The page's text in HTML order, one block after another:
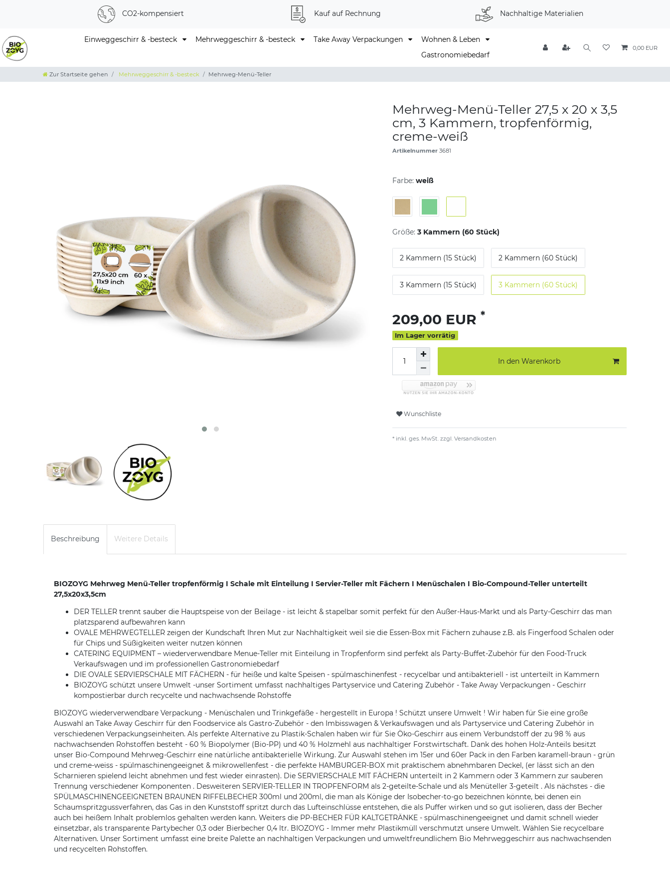
CO2-kompensiert Kauf auf Rechnung Nachhaltige Materialien
Einweggeschirr & -besteck Mehrweggeschirr & -besteck Take Away Verpackungen
Wohnen & Leben
Gastronomiebedarf
0,00 EUR
Zur Startseite gehen Mehrweggeschirr & -besteck Mehrweg-Menü-Teller
Mehrweg-Menü-Teller 27,5 x 20 x 3,5
cm, 3 Kammern, tropfenförmig,
creme-weiß
Artikelnummer 3681
Farbe: weiß
Größe: 3 Kammern (60 Stück)
2 Kammern (15 Stück) 2 Kammern (60 Stück)
3 Kammern (15 Stück) 3 Kammern (60 Stück)
209,00 EUR *
Im Lager vorrätig
In den Warenkorb
Wunschliste
* inkl. ges. MwSt. zzgl. Versandkosten
Beschreibung Weitere Details
BIOZOYG Mehrweg Menü-Teller tropfenförmig I Schale mit Einteilung I Servier-Teller mit Fächern I Menüschalen I Bio-Compound-Teller unterteilt
27,5x20x3,5cm
DER TELLER trennt sauber die Hauptspeise von der Beilage - ist leicht & stapelbar somit perfekt für den Außer-Haus-Markt und als Party-Geschirr das man
platzsparend aufbewahren kann
OVALE MEHRWEGTELLER zeigen der Kundschaft Ihren Mut zur Nachhaltigkeit weil sie die Essen-Box mit Fächern zuhause z.B. als Fingerfood Schalen oder
für Chips und Süßigkeiten weiter nutzen können
CATERING EQUIPMENT – wiederverwendbare Menue-Teller mit Einteilung in Tropfenform sind perfekt als Party-Buffet-Zubehör für den Food-Truck
Verkaufswagen und im professionellen Gastronomiebedarf
DIE OVALE SERVIERSCHALE MIT FÄCHERN - für heiße und kalte Speisen - spülmaschinenfest - recycelbar und antibakteriell - ist unterteilt in Kammern
BIOZOYG schützt unsere Umwelt -unser Sortiment umfasst nachhaltiges Partyservice und Catering Zubehör - Take Away Verpackungen - Geschirr
kompostierbar durch recycelte und nachwachsende Rohstoffe
BIOZOYG wiederverwendbare Verpackung - Menüschalen und Trinkgefäße - hergestellt in Europa ! Schützt unsere Umwelt ! Wir haben für Sie eine große
Auswahl an Take Away Geschirr für den Foodservice als Gastro-Zubehör - den Imbisswagen & Verkaufswagen und als Partyservice und Catering Zubehör in
verschiedenen Verpackungseinheiten. Als perfekte Alternative zu Plastik-Schalen haben wir für Sie Öko-Geschirr aus einem Verbundstoff der zu 98 % aus
nachwachsenden Rohstoffen besteht - 60 % Biopolymer (Bio-PP) und 40 % Holzmehl aus nachhaltiger Forstwirtschaft. Dank des hohen Holz-Anteils besitzt
unser Bio-Compound Mehrweg-Geschirr eine natürliche antibakterielle Wirkung. Zur Auswahl stehen im 15er und 60er Pack in den Farben karamell-braun - grün
und creme-weiss - spülmaschinengeeignet & mikrowellenfest - die perfekte HAMBURGER-BOX mit praktischem abnehmbaren Deckel, (er lässt sich an den
Scharnieren spielend leicht abnehmen und fest wieder einrasten). Die SERVIERSCHALE MIT FÄCHERN unterteilt in 2 Kammern oder 3 Kammern zur sauberen
Trennung verschiedener Komponenten . Desweiteren SERVIER-TELLER IN TROPFENFORM als 2-geteilte-Schale und als Menüteller 3-geteilt . Als nächstes - die
SPÜLMASCHINENGEEIGNETEN BRAUNEN RIFFELBECHER 300ml und 200ml, die man als Könige der Isobecher-to-go bezeichnen könnte, bei denen ein
Schaumspritzgussverfahren, das Gas in den Kunststoff spritzt durch das Lufteinschlüsse entstehen, die als Puffer wirken und so gut isolieren, dass der Becher
auch bei heißem Inhalt problemlos gehalten werden kann. Weiters die PP-BECHER FÜR KALTGETRÄNKE - spülmaschinengeeignet und damit schnell wieder
einsetzbar, als transparente Partybecher 0,3 oder Bierbecher 0,4 ltr. BIOZOYG - Immer mehr Plastikmüll verschmutzt unsere Umwelt. Wählen Sie recycelbare
Alternativen. Unser Sortiment umfasst eine breite Palette an nachhaltigen Verpackungen und umweltfreundlichem Bio Mehrweggeschirr aus nachwachsenden
und recycelten Rohstoffen.